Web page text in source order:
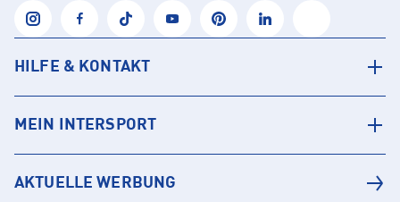
HILFE & KONTAKT
MEIN INTERSPORT
AKTUELLE WERBUNG